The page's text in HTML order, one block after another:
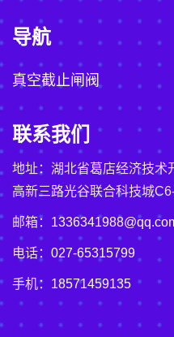
导航
真空截止闸阀
联系我们
地址：湖北省葛店经济技术
高新三路光谷联合科技城
邮箱：
电话： 027-65315799
手机： 18571459135